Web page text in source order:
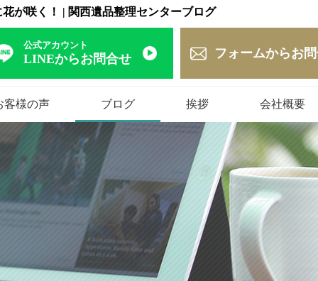
が咲く！ | 関西遺品整理センターブログ
フォームからお
公式アカウント
LINEからお問合せ
客様の声 ブログ 挨拶 会社概要